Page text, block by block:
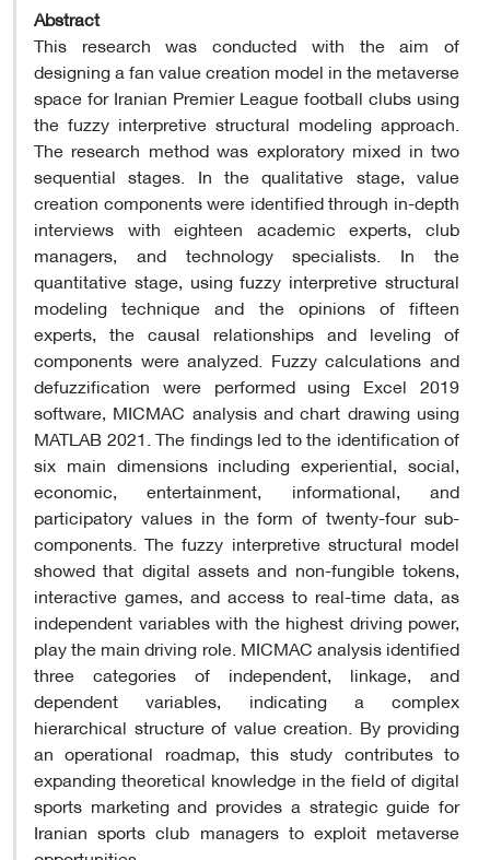
Abstract
This research was conducted with the aim of
designing a fan value creation model in the metaverse
space for Iranian Premier League football clubs using
the fuzzy interpretive structural modeling approach.
The research method was exploratory mixed in two
sequential stages. In the qualitative stage, value
creation components were identified through in-depth
interviews with eighteen academic experts, club
managers, and technology specialists. In the
quantitative stage, using fuzzy interpretive structural
modeling technique and the opinions of fifteen
experts, the causal relationships and leveling of
components were analyzed. Fuzzy calculations and
defuzzification were performed using Excel 2019
software, MICMAC analysis and chart drawing using
MATLAB 2021. The findings led to the identification of
six main dimensions including experiential, social,
economic, entertainment, informational, and
participatory values in the form of twenty-four sub-
components. The fuzzy interpretive structural model
showed that digital assets and non-fungible tokens,
interactive games, and access to real-time data, as
independent variables with the highest driving power,
play the main driving role. MICMAC analysis identified
three categories of independent, linkage, and
dependent variables, indicating a complex
hierarchical structure of value creation. By providing
an operational roadmap, this study contributes to
expanding theoretical knowledge in the field of digital
sports marketing and provides a strategic guide for
Iranian sports club managers to exploit metaverse